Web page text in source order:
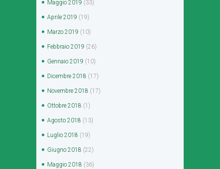
Maggio 2019 (33)
Aprile 2019 (19)
Marzo 2019 (10)
Febbraio 2019 (26)
Gennaio 2019 (10)
Dicembre 2018 (17)
Novembre 2018 (17)
Ottobre 2018 (1)
Agosto 2018 (13)
Luglio 2018 (19)
Giugno 2018 (22)
Maggio 2018 (36)